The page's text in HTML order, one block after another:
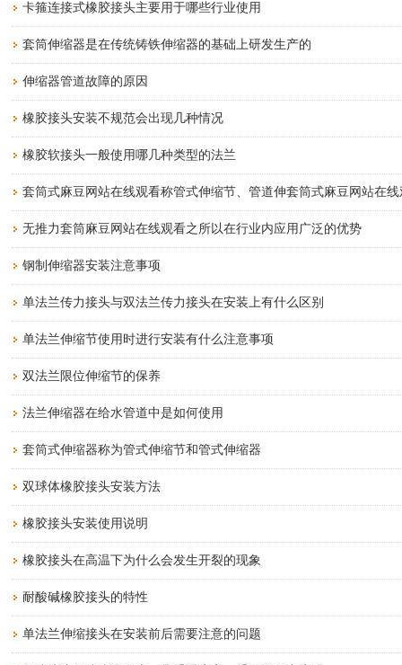
卡箍连接式橡胶接头主要用于哪些行业使用
套筒伸缩器是在传统铸铁伸缩器的基础上研发生产的
伸缩器管道故障的原因
橡胶接头安装不规范会出现几种情况
橡胶软接头一般使用哪几种类型的法兰
套筒式麻豆网站在线观看称管式伸缩节、管道伸套筒式麻豆网站在
无推力套筒麻豆网站在线观看之所以在行业内应用广泛的优势
钢制伸缩器安装注意事项
单法兰传力接头与双法兰传力接头在安装上有什么区别
单法兰伸缩节使用时进行安装有什么注意事项
双法兰限位伸缩节的保养
法兰伸缩器在给水管道中是如何使用
套筒式伸缩器称为管式伸缩节和管式伸缩器
双球体橡胶接头安装方法
橡胶接头安装使用说明
橡胶接头在高温下为什么会发生开裂的现象
耐酸碱橡胶接头的特性
单法兰伸缩接头在安装前后需要注意的问题